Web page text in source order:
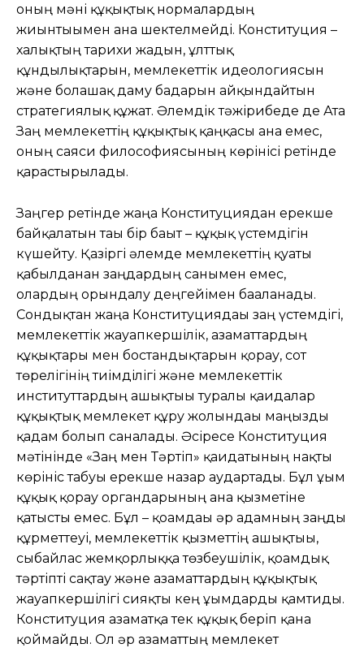
оның мәні құқықтық нормалардың
жиынтығымен ғана шектелмейді. Конституция –
халықтың тарихи жадын, ұлттық
құндылықтарын, мемлекеттік идеологиясын
және болашақ даму бағдарын айқындайтын
стратегиялық құжат. Әлемдік тәжірибеде де Ата
Заң мемлекеттің құқықтық қаңқасы ғана емес,
оның саяси философиясының көрінісі ретінде
қарастырылады.
Заңгер ретінде жаңа Конституциядан ерекше
байқалатын тағы бір бағыт – құқық үстемдігін
күшейту. Қазіргі әлемде мемлекеттің қуаты
қабылданған заңдардың санымен емес,
олардың орындалу деңгейімен бағаланады.
Сондықтан жаңа Конституциядағы заң үстемдігі,
мемлекеттік жауапкершілік, азаматтардың
құқықтары мен бостандықтарын қорғау, сот
төрелігінің тиімділігі және мемлекеттік
институттардың ашықтығы туралы қағидалар
құқықтық мемлекет құру жолындағы маңызды
қадам болып саналады. Әсіресе Конституция
мәтінінде «Заң мен Тәртіп» қағидатының нақты
көрініс табуы ерекше назар аудартады. Бұл ұғым
құқық қорғау органдарының ғана қызметіне
қатысты емес. Бұл – қоғамдағы әр адамның заңды
құрметтеуі, мемлекеттік қызметтің ашықтығы,
сыбайлас жемқорлыққа төзбеушілік, қоғамдық
тәртіпті сақтау және азаматтардың құқықтық
жауапкершілігі сияқты кең ұғымдарды қамтиды.
Конституция азаматқа тек құқық беріп қана
қоймайды. Ол әр азаматтың мемлекет